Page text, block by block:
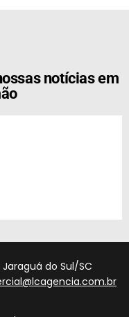
notícias em
do Sul/SC